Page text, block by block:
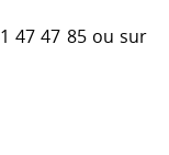
47 47 85 ou sur